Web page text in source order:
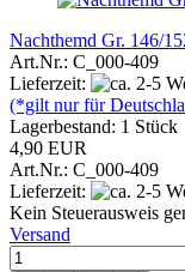
Nachthemd Gr. 146/
Art.Nr.: C_000-409
Lieferzeit:
(*gilt nur für
Lagerbestand: 1 Stück
4,90 EUR
Art.Nr.: C_000-409
Lieferzeit:
Kein Steuerausweis
Versand